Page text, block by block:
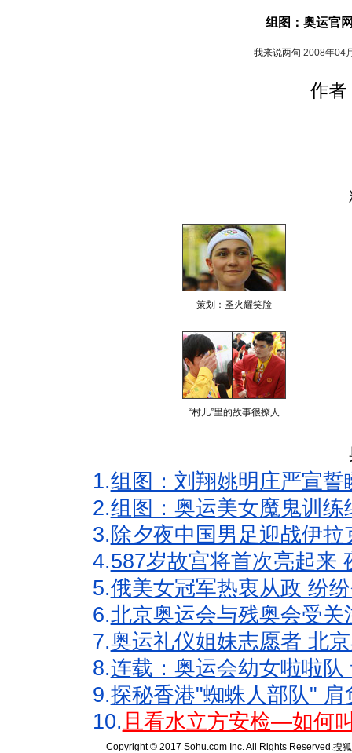
组图：奥运官
我来说两句 2008年04
作者
策划：圣火耀笑脸
“村儿”里的故事很撩人
1.组图：刘翔姚明庄严宣
2.组图：奥运美女魔鬼训
3. 除夕夜中国男足迎战伊
4.587岁故宫将首次亮起来
5.俄美女冠军热衷从政 纷
6.北京奥运会与残奥会受
7.奥运礼仪姐妹志愿者 北
8.连载：奥运会幼女啦啦
9.探秘香港"蜘蛛人部队"
10.且看水立方安检—如何
Copyright © 2017 Sohu.com Inc. All Rights Reserved.搜